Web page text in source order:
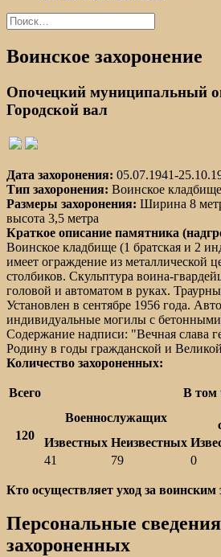
Найти:
Воинское захоронение
Опочецкий муниципальный
Городской вал
Дата захоронения: 05.07.1941-
Тип захоронения: Воинское кладбище
Размеры захоронения: Ширина 8
высота 3,5 метра
Краткое описание памятника
Воинское кладбище (1 братская и 2
имеет ограждение из металлической
столбиков. Скульптура воина-
головой и автоматом в руках.
Установлен в сентябре 1956 года.
индивидуальные могилы с
Содержание надписи: "Вечная слава
Родину в годы гражданской и
Количество захороненных:
Всего В том
120
Военнослужащих
Известных Неизвестных
41
79 0
Кто осуществляет уход за воинским
Персональные
захороненных